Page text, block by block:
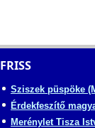
FRISS
Sziszek püspöke
Érdekfeszítő
Merénylet Tisza